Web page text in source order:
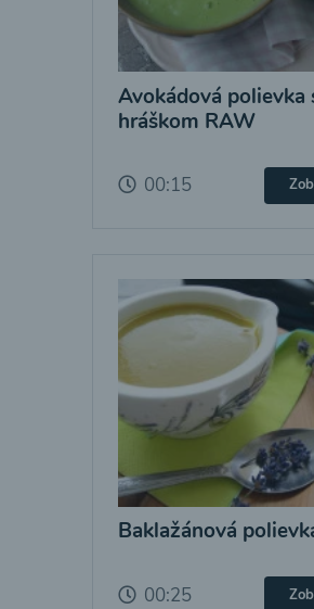
Avokádová polievka
hráškom RAW
00:15
Baklažánová
00:25